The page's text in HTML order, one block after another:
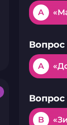
A
Вопрос
A
Вопрос
B